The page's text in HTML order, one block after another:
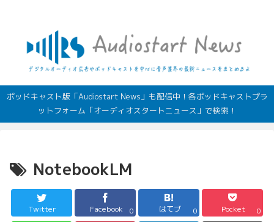
ポッドキャスト版「Audiostart News」も配信中！各ポッドキャストプラ
ットフォーム「オーディオスタートニュース」で検索！
NotebookLM
Twitter Facebook 0 はてブ 0 Pocket 0